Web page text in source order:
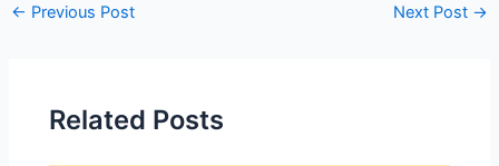
Post
← Previous Post Next Post →
Related Posts